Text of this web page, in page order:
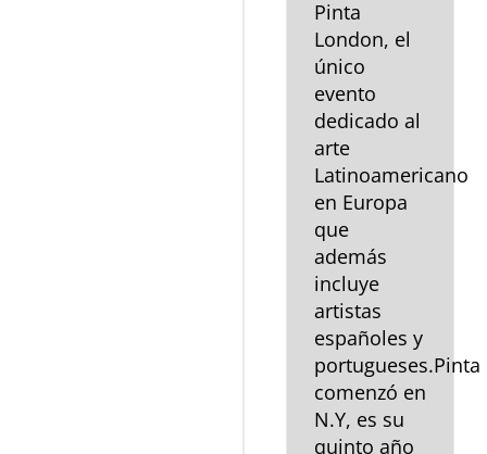
Pinta
London, el
único
evento
dedicado al
arte
Latinoamericano
en Europa
que
además
incluye
artistas
españoles y
portugueses.Pinta
comenzó en
N.Y, es su
quinto año